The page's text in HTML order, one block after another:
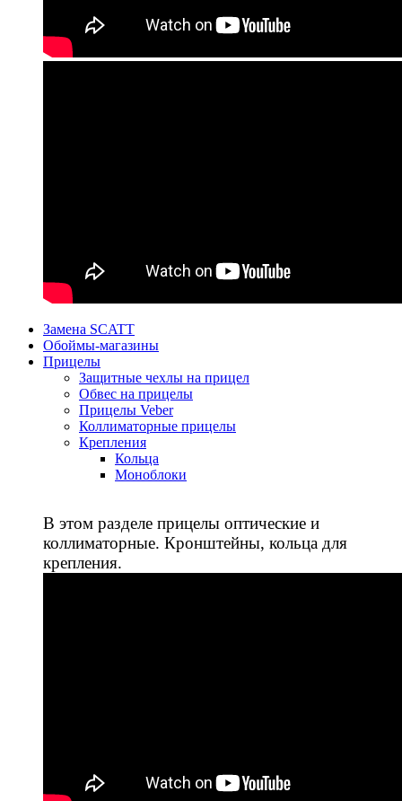
Замена SCATT
Обоймы-магазины
Прицелы
Защитные чехлы на прицел
Обвес на прицелы
Прицелы Veber
Коллиматорные прицелы
Крепления
Кольца
Моноблоки
В этом разделе прицелы оптические и
коллиматорные. Кронштейны, кольца для
крепления.